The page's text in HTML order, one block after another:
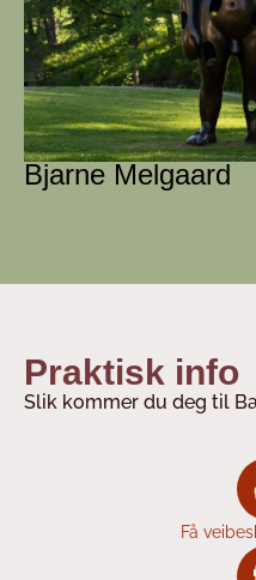
Bjarne Melgaard
Praktisk info
Slik kommer du deg til
Få